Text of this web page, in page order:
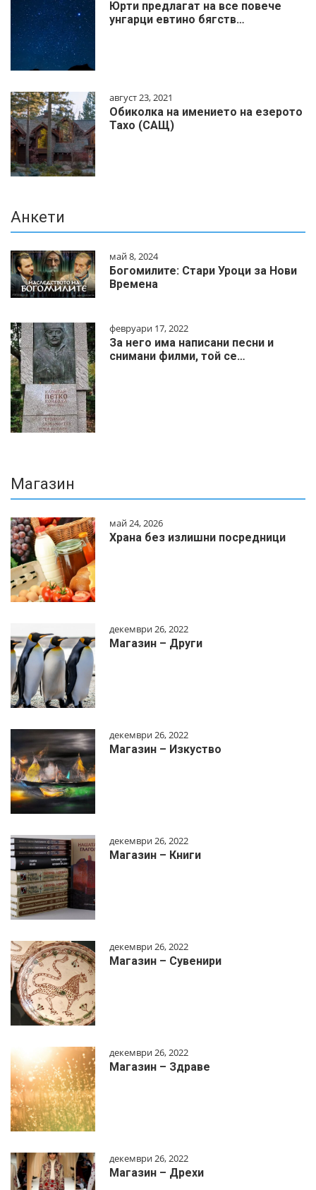
Юрти предлагат на все повече
унгарци евтино бягств…
август 23, 2021
Обиколка на имението на езерото
Тахо (САЩ)
Анкети
май 8, 2024
Богомилите: Стари Уроци за Нови
Времена
февруари 17, 2022
За него има написани песни и
снимани филми, той се…
Магазин
май 24, 2026
Храна без излишни посредници
декември 26, 2022
Магазин – Други
декември 26, 2022
Магазин – Изкуство
декември 26, 2022
Магазин – Книги
декември 26, 2022
Магазин – Сувенири
декември 26, 2022
Магазин – Здраве
декември 26, 2022
Магазин – Дрехи